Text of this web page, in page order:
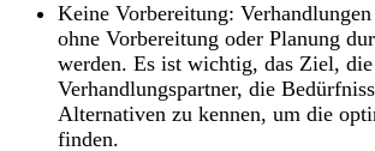
Keine Vorbereitung:
ohne Vorbereitung oder Planung
werden. Es ist wichtig, das Ziel, die
Verhandlungspartner, die
Alternativen zu kennen, um die
finden.